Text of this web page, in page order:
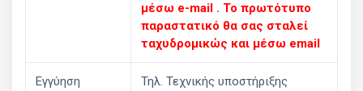
μέσω e-mail . Το πρωτότυπο
παραστατικό θα σας σταλεί
ταχυδρομικώς και μέσω email
Εγγύηση
Τηλ. Τεχνικής υποστήριξης